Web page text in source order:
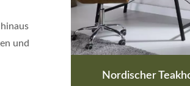
und
Nordischer Teakholz-